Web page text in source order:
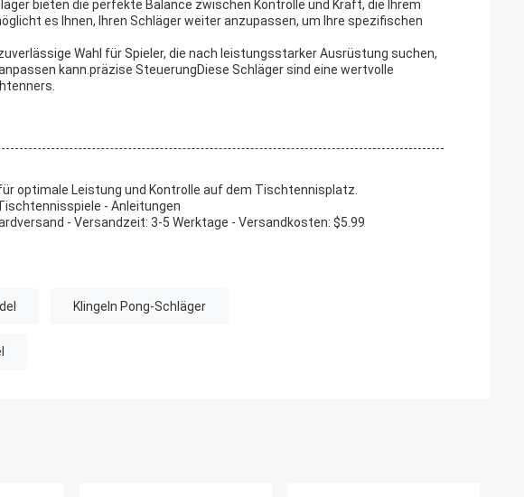
bieten die perfekte Balance zwischen Kontrolle und Kraft, die Ihrem
es Ihnen, Ihren Schläger weiter anzupassen, um Ihre spezifischen
Wahl für Spieler, die nach leistungsstarker Ausrüstung suchen,
kann.präzise SteuerungDiese Schläger sind eine wertvolle
optimale Leistung und Kontrolle auf dem Tischtennisplatz.
- Anleitungen
- Versandzeit: 3-5 Werktage - Versandkosten: $5.99
Klingeln Pong-Schläger